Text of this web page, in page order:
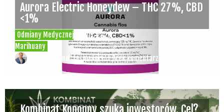
Odmiany Medycznej
Marihuany
20 lip, 2026
Aurora Electric Honeydew – THC 27%, CBD
<1%
Paweł "Teone" Leśniański Brak komentarzy